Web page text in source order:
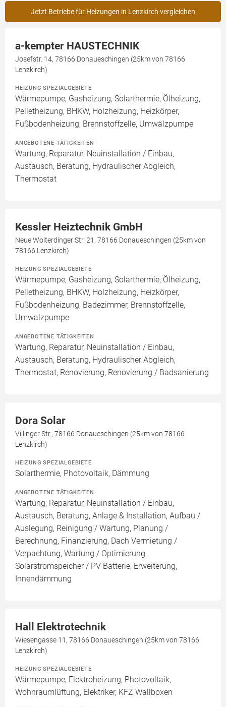
Jetzt Betriebe für Heizungen in Lenzkirch vergleichen
a-kempter HAUSTECHNIK
Josefstr. 14, 78166 Donaueschingen (25km von 78166
Lenzkirch)
HEIZUNG SPEZIALGEBIETE
Wärmepumpe, Gasheizung, Solarthermie, Ölheizung,
Pelletheizung, BHKW, Holzheizung, Heizkörper,
Fußbodenheizung, Brennstoffzelle, Umwälzpumpe
ANGEBOTENE TÄTIGKEITEN
Wartung, Reparatur, Neuinstallation / Einbau,
Austausch, Beratung, Hydraulischer Abgleich,
Thermostat
Kessler Heiztechnik GmbH
Neue Wolterdinger Str. 21, 78166 Donaueschingen (25km von
78166 Lenzkirch)
HEIZUNG SPEZIALGEBIETE
Wärmepumpe, Gasheizung, Solarthermie, Ölheizung,
Pelletheizung, BHKW, Holzheizung, Heizkörper,
Fußbodenheizung, Badezimmer, Brennstoffzelle,
Umwälzpumpe
ANGEBOTENE TÄTIGKEITEN
Wartung, Reparatur, Neuinstallation / Einbau,
Austausch, Beratung, Hydraulischer Abgleich,
Thermostat, Renovierung, Renovierung / Badsanierung
Dora Solar
Villinger Str., 78166 Donaueschingen (25km von 78166
Lenzkirch)
HEIZUNG SPEZIALGEBIETE
Solarthermie, Photovoltaik, Dämmung
ANGEBOTENE TÄTIGKEITEN
Wartung, Reparatur, Neuinstallation / Einbau,
Austausch, Beratung, Anlage & Installation, Aufbau /
Auslegung, Reinigung / Wartung, Planung /
Berechnung, Finanzierung, Dach Vermietung /
Verpachtung, Wartung / Optimierung,
Solarstromspeicher / PV Batterie, Erweiterung,
Innendämmung
Hall Elektrotechnik
Wiesengasse 11, 78166 Donaueschingen (25km von 78166
Lenzkirch)
HEIZUNG SPEZIALGEBIETE
Wärmepumpe, Elektroheizung, Photovoltaik,
Wohnraumlüftung, Elektriker, KFZ Wallboxen